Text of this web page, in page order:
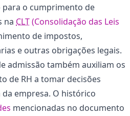
o cumprimento de
na CLT(Consolidação das Leis
de impostos,
e outras obrigações legais.
admissão também auxiliam os
de RH a tomar decisões
empresa. O histórico
mencionadas no documento